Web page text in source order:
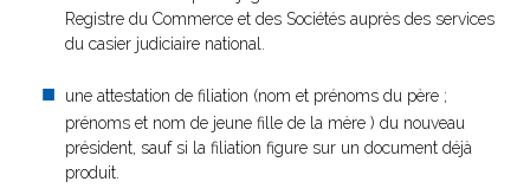
Registre du Commerce et des Sociétés auprès des services
du casier judiciaire national.
une attestation de filiation (nom et prénoms du père ;
prénoms et nom de jeune fille de la mère ) du nouveau
président, sauf si la filiation figure sur un document déjà
produit.